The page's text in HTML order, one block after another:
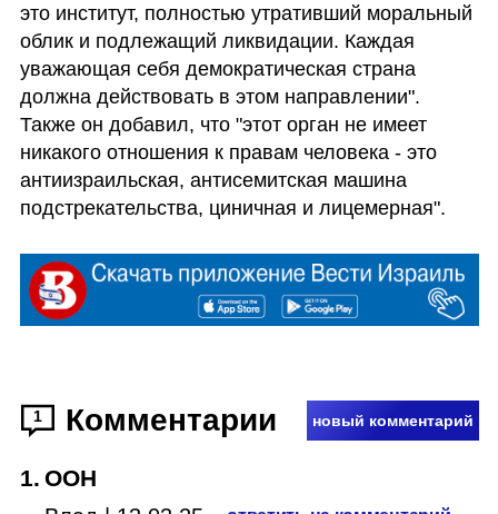
это институт, полностью утративший моральный
облик и подлежащий ликвидации. Каждая
уважающая себя демократическая страна
должна действовать в этом направлении".
Также он добавил, что "этот орган не имеет
никакого отношения к правам человека - это
антиизраильская, антисемитская машина
подстрекательства, циничная и лицемерная".
1 Комментарии новый комментарий
1. ООН